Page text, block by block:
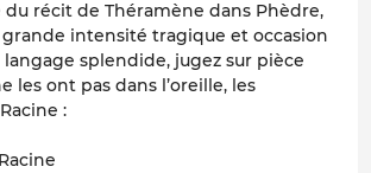
du récit de Théramène dans Phèdre,
intensité tragique et occasion
splendide, jugez sur pièce
les ont pas dans l’oreille, les
: